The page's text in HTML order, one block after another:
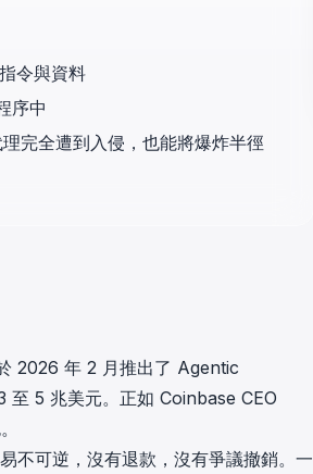
令與資料
序中
完全遭到入侵，也能將爆炸半徑
2026 年 2 月推出了 Agentic
5 兆美元。正如 Coinbase CEO
不可逆，沒有退款，沒有爭議撤銷。一